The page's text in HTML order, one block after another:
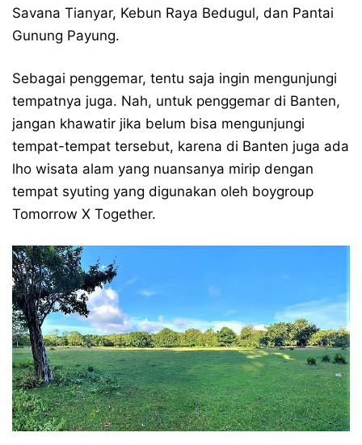
Savana Tianyar, Kebun Raya Bedugul, dan Pantai
Gunung Payung.
Sebagai penggemar, tentu saja ingin mengunjungi
tempatnya juga. Nah, untuk penggemar di Banten,
jangan khawatir jika belum bisa mengunjungi
tempat-tempat tersebut, karena di Banten juga ada
lho wisata alam yang nuansanya mirip dengan
tempat syuting yang digunakan oleh boygroup
Tomorrow X Together.